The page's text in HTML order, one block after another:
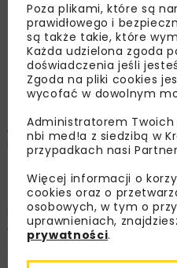
– Zmiany zachodzące w
rozpowszechnieniu
wśród firm z
odpadami pokazują, że
dynamiczna. Firma, która
kilka miesięcy niestety
przekaże swoim dostawcom
InfoMonitor.
Polak i jego 312 kg śmieci
Minął rok od tego, gdy w
wysypiska śmieci. Jak
Poza plikami, które są
prawidłowego i
są także takie, które
Każda udzielona zgoda
doświadczenia jeśli
Zgoda na pliki cookies
wycofać w dowolnym
Administratorem
nbi med!a z siedzibą w
przypadkach nasi
Więcej informacji o
cookies oraz o
osobowych, w tym o
uprawnieniach,
prywatności.